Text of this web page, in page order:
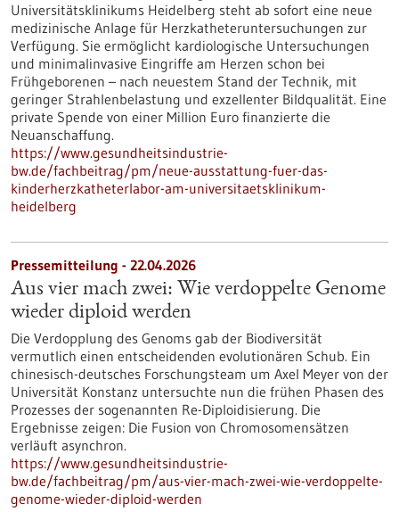
Universitätsklinikums Heidelberg steht ab sofort eine neue
medizinische Anlage für Herzkatheteruntersuchungen zur
Verfügung. Sie ermöglicht kardiologische Untersuchungen
und minimalinvasive Eingriffe am Herzen schon bei
Frühgeborenen – nach neuestem Stand der Technik, mit
geringer Strahlenbelastung und exzellenter Bildqualität. Eine
private Spende von einer Million Euro finanzierte die
Neuanschaffung.
https://www.gesundheitsindustrie-
bw.de/fachbeitrag/pm/neue-ausstattung-fuer-das-
kinderherzkatheterlabor-am-universitaetsklinikum-
heidelberg
Pressemitteilung - 22.04.2026
Aus vier mach zwei: Wie verdoppelte Genome
wieder diploid werden
Die Verdopplung des Genoms gab der Biodiversität
vermutlich einen entscheidenden evolutionären Schub. Ein
chinesisch-deutsches Forschungsteam um Axel Meyer von der
Universität Konstanz untersuchte nun die frühen Phasen des
Prozesses der sogenannten Re-Diploidisierung. Die
Ergebnisse zeigen: Die Fusion von Chromosomensätzen
verläuft asynchron.
https://www.gesundheitsindustrie-
bw.de/fachbeitrag/pm/aus-vier-mach-zwei-wie-verdoppelte-
genome-wieder-diploid-werden